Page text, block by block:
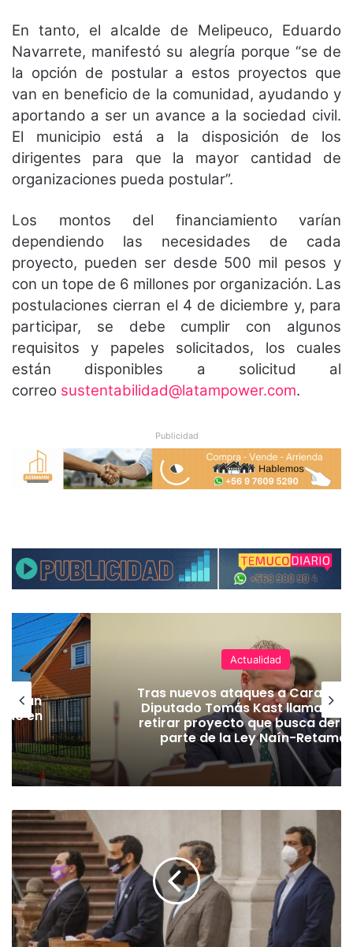
En tanto, el alcalde de Melipeuco, Eduardo
Navarrete, manifestó su alegría porque “se de
la opción de postular a estos proyectos que
van en beneficio de la comunidad, ayudando y
aportando a ser un avance a la sociedad civil.
El municipio está a la disposición de los
dirigentes para que la mayor cantidad de
organizaciones pueda postular”.
Los montos del financiamiento varían
dependiendo las necesidades de cada
proyecto, pueden ser desde 500 mil pesos y
con un tope de 6 millones por organización. Las
postulaciones cierran el 4 de diciembre y, para
participar, se debe cumplir con algunos
requisitos y papeles solicitados, los cuales
están disponibles a solicitud al
correo sustentabilidad@latampower.com.
Publicidad
en
Actualidad
Tras nuevos ataques a
Diputado Tomás Kast llama al
retirar proyecto que busca
parte de la Ley Naín-Retamal
G
o
b
i
e
r
n
o